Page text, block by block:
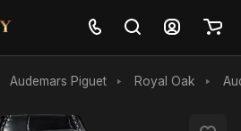
Audemars Piguet Royal Oak